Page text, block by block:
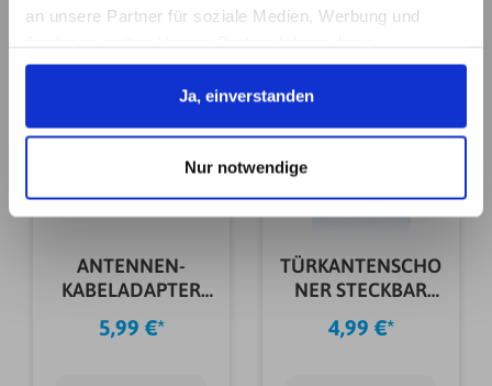
an unsere Partner für soziale Medien, Werbung und
Informationen möglicherweise mit weiteren Daten
zusammen, die Sie ihnen bereitgestellt haben oder die
sie im Rahmen Ihrer Nutzung der Dienste gesammelt
Datenschutzerklärung. Link zu
unsererDatenschutzerklärung. Link zumImpressum.
Ja, einverstanden
Nur notwendige
ANTENNEN-
KABELADAPTER
50 AUF 150 OHM
5,99 €*
TÜRKANTENSCHO
NER STECKBAR
SCHWARZ
4,99 €*